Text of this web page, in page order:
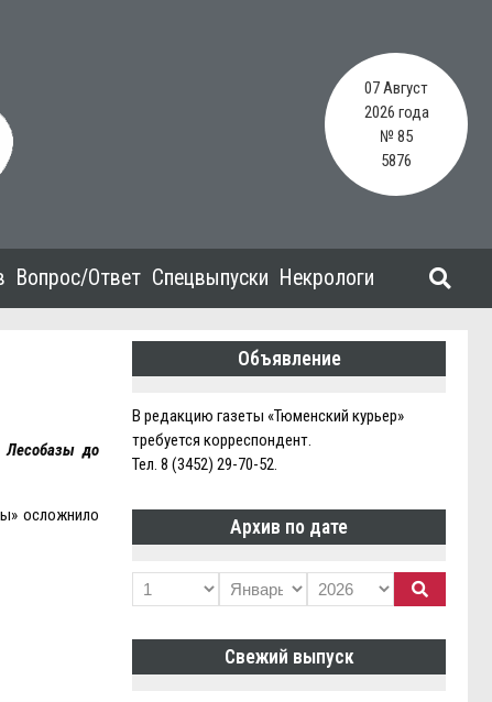
07 Август
2026 года
№ 85
5876
Вопрос/Ответ Спецвыпуски Некрологи
Лесобазы до
осложнило
Объявление
В редакцию газеты «Тюменский курьер»
требуется корреспондент.
Тел. 8 (3452) 29-70-52.
Архив по дате
Свежий выпуск